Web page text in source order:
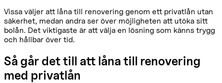
Vissa väljer att låna till renovering genom ett privatlån utan
säkerhet, medan andra ser över möjligheten att utöka sitt
bolån. Det viktigaste är att välja en lösning som känns trygg
och hållbar över tid.
Så går det till att låna till renovering
med privatlån